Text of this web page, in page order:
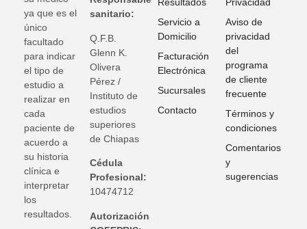
ya que es el
único
facultado
para indicar
el tipo de
estudio a
realizar en
cada
paciente de
acuerdo a
su historia
clínica e
interpretar
los
resultados.
sanitario:
Q.F.B.
Glenn K
Olivera
Pérez /
Instituto de
estudios
superiores
de Chiapas
Cédula
Profesional:
10474712
Autorización
Resultados
Servicio a
Domicilio
Facturación
Electrónica
Sucursales
Contacto
Privacidad
Aviso de
privacidad
del
programa
de cliente
frecuente
Términos y
condiciones
Comentarios
y
sugerencias